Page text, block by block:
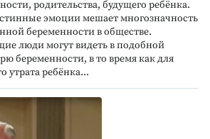
родительства, будущего ребёнка.
эмоции мешает многозначность
беременности в обществе.
люди могут видеть в подобной
беременности, в то время как для
ребёнка...